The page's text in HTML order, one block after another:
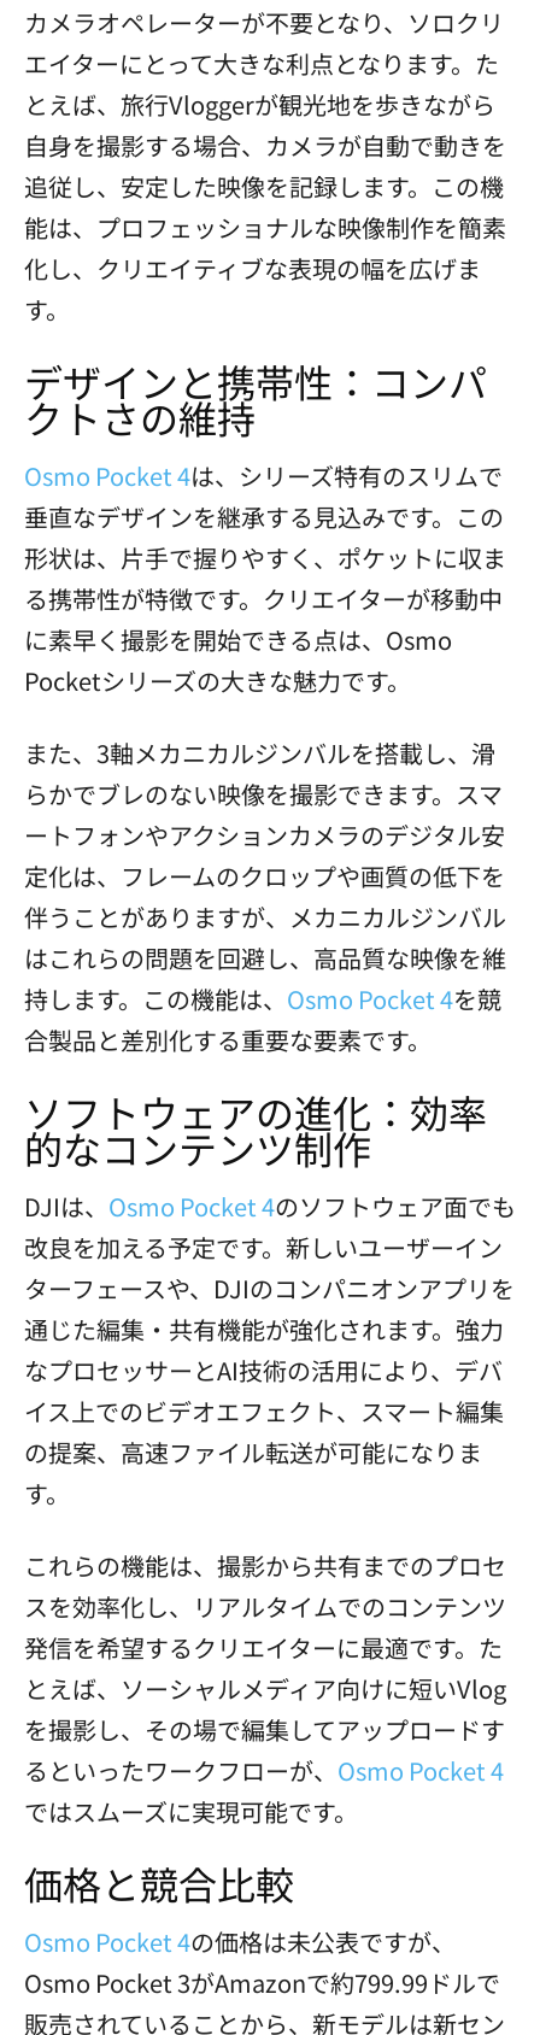
カメラオペレーターが不要となり、ソロクリ
エイターにとって大きな利点となります。た
とえば、旅行Vloggerが観光地を歩きながら
自身を撮影する場合、カメラが自動で動きを
追従し、安定した映像を記録します。この機
能は、プロフェッショナルな映像制作を簡素
化し、クリエイティブな表現の幅を広げま
す。
デザインと携帯性：コンパ
クトさの維持
Osmo Pocket 4は、シリーズ特有のスリムで
垂直なデザインを継承する見込みです。この
形状は、片手で握りやすく、ポケットに収ま
る携帯性が特徴です。クリエイターが移動中
に素早く撮影を開始できる点は、Osmo
Pocketシリーズの大きな魅力です。
また、3軸メカニカルジンバルを搭載し、滑
らかでブレのない映像を撮影できます。スマ
ートフォンやアクションカメラのデジタル安
定化は、フレームのクロップや画質の低下を
伴うことがありますが、メカニカルジンバル
はこれらの問題を回避し、高品質な映像を維
持します。この機能は、 Osmo Pocket 4を競
合製品と差別化する重要な要素です。
ソフトウェアの進化：効率
的なコンテンツ制作
DJIは、 Osmo Pocket 4のソフトウェア面でも
改良を加える予定です。新しいユーザーイン
ターフェースや、DJIのコンパニオンアプリを
通じた編集・共有機能が強化されます。強力
なプロセッサーとAI技術の活用により、デバ
イス上でのビデオエフェクト、スマート編集
の提案、高速ファイル転送が可能になりま
す。
これらの機能は、撮影から共有までのプロセ
スを効率化し、リアルタイムでのコンテンツ
発信を希望するクリエイターに最適です。た
とえば、ソーシャルメディア向けに短いVlog
を撮影し、その場で編集してアップロードす
るといったワークフローが、 Osmo Pocket 4
ではスムーズに実現可能です。
価格と競合比較
Osmo Pocket 4の価格は未公表ですが、
Osmo Pocket 3がAmazonで約799.99ドルで
販売されていることから、新モデルは新セン